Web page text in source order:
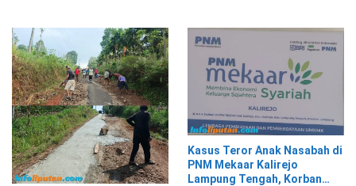
Kasus Teror Anak Nasabah di
PNM Mekaar Kalirejo
Lampung Tengah, Korban